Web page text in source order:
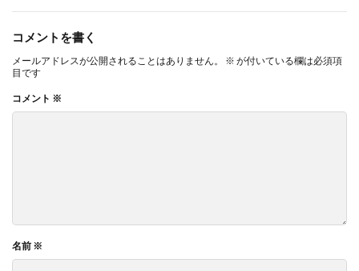
コメントを書く
メールアドレスが公開されることはありません。 ※ が付いている欄は必須項
目です
コメント ※
名前 ※